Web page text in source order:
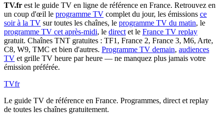
TV.fr est le guide TV en ligne de référence en France. Retrouvez en
un coup d'œil le programme TV complet du jour, les émissions ce
soir à la TV sur toutes les chaînes, le programme TV du matin, le
programme TV cet après-midi, le direct et le France TV replay
gratuit. Chaînes TNT gratuites : TF1, France 2, France 3, M6, Arte,
C8, W9, TMC et bien d'autres. Programme TV demain, audiences
TV et grille TV heure par heure — ne manquez plus jamais votre
émission préférée.
TVfr
Le guide TV de référence en France. Programmes, direct et replay
de toutes les chaînes gratuitement.